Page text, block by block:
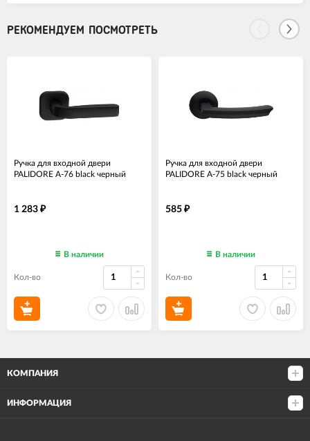
РЕКОМЕНДУЕМ ПОСМОТРЕТЬ
Ручка для входной двери
PALIDORE A-76 black черный
1 283 ₽
В наличии
Кол-во
Ручка для входной двери
PALIDORE A-75 black черный
585 ₽
В наличии
Кол-во
КОМПАНИЯ
ИНФОРМАЦИЯ